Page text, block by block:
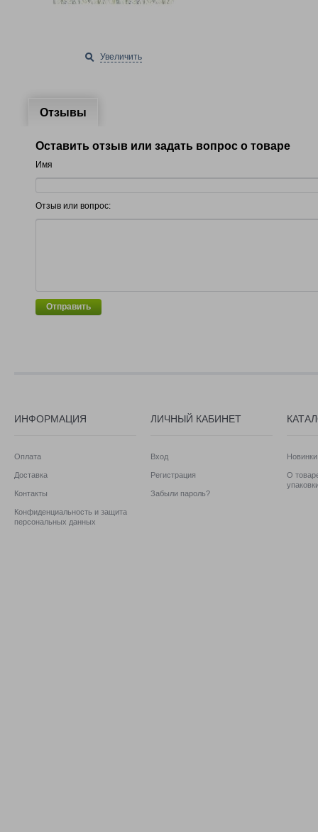
Увеличить
Отзывы
Оставить отзыв или задать вопрос о товаре
Имя
Отзыв или вопрос:
Отправить
ИНФОРМАЦИЯ
Оплата
Доставка
Контакты
Конфиденциальность и защита
персональных данных
ЛИЧНЫЙ КАБИНЕТ
Вход
Регистрация
Забыли пароль?
Новинки
О